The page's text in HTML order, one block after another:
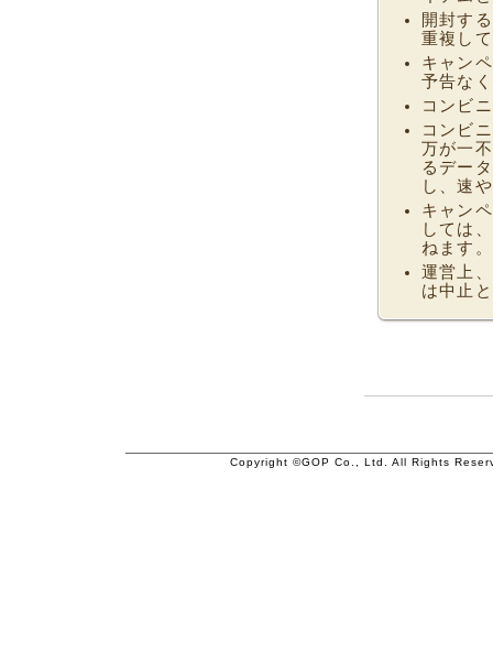
開封す
重複し
キャン
予告な
コンビ
コンビ
万が一
るデー
し、速
キャン
しては
ねます。
運営上
は中止
Copyright ©GOP Co., Ltd. All Rights